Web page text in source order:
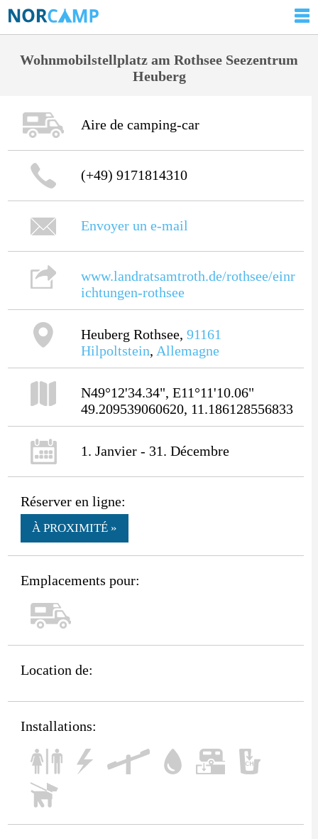
Wohnmobilstellplatz am Rothsee Seezentrum
Heuberg
Aire de camping-car
(+49) 9171814310
Envoyer un e-mail
www.landratsamtroth.de/rothsee/einr
ichtungen-rothsee
Heuberg Rothsee, 91161
Hilpoltstein, Allemagne
N49°12'34.34", E11°11'10.06"
49.209539060620, 11.186128556833
1. Janvier - 31. Décembre
Réserver en ligne:
À PROXIMITÉ »
Emplacements pour:
Location de:
Installations: